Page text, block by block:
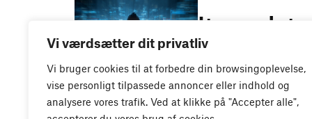
Vi værdsætter dit privatliv
Vi bruger cookies til at forbedre din browsingoplevelse,
vise personligt tilpassede annoncer eller indhold og
analysere vores trafik. Ved at klikke på "Accepter alle",
It- og
WEBINAR